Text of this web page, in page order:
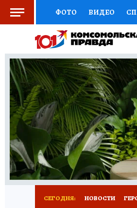
ФОТО ВИДЕО
СОЦПОДДЕРЖКА
ВЫБОР ЭКСПЕРТОВ
КНИЖНАЯ ПОЛКА
ПРЕСС-ЦЕНТР
РЕКЛАМА ТЕСТЫ
СЕГОДНЯ: НОВОСТИ